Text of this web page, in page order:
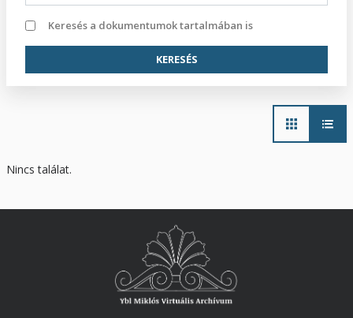
Keresés a dokumentumok tartalmában is
Main
navigation
Nincs találat.